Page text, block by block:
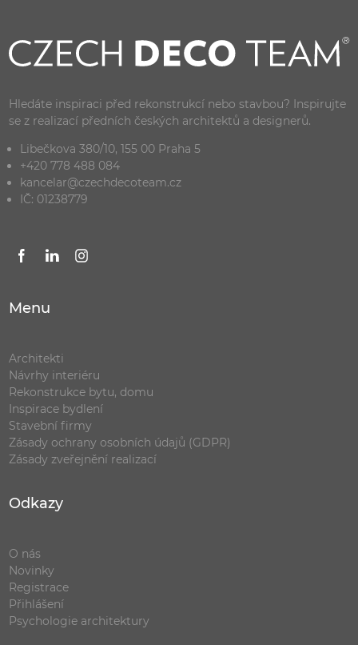
Hledáte inspiraci před rekonstrukcí nebo stavbou? Inspirujte
se z realizací předních českých architektů a designerů.
Libečkova 380/10, 155 00 Praha 5
+420 778 488 084
kancelar@czechdecoteam.cz
IČ: 01238779
Menu
Architekti
Návrhy interiéru
Rekonstrukce bytu, domu
Inspirace bydlení
Stavební firmy
Zásady ochrany osobních údajů (GDPR)
Zásady zveřejnění realizací
Odkazy
O nás
Novinky
Registrace
Přihlášení
Psychologie architektury